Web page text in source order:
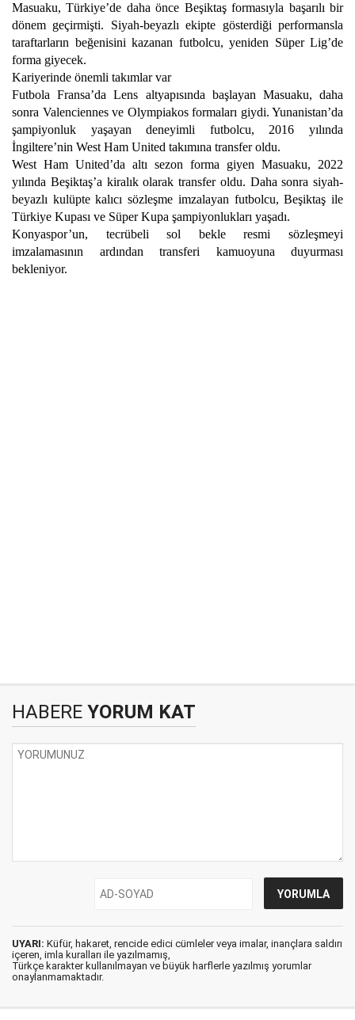
Masuaku, Türkiye’de daha önce Beşiktaş formasıyla başarılı bir
dönem geçirmişti. Siyah-beyazlı ekipte gösterdiği performansla
taraftarların beğenisini kazanan futbolcu, yeniden Süper Lig’de
forma giyecek.
Kariyerinde önemli takımlar var
Futbola Fransa’da Lens altyapısında başlayan Masuaku, daha
sonra Valenciennes ve Olympiakos formaları giydi. Yunanistan’da
şampiyonluk yaşayan deneyimli futbolcu, 2016 yılında
İngiltere’nin West Ham United takımına transfer oldu.
West Ham United’da altı sezon forma giyen Masuaku, 2022
yılında Beşiktaş’a kiralık olarak transfer oldu. Daha sonra siyah-
beyazlı kulüpte kalıcı sözleşme imzalayan futbolcu, Beşiktaş ile
Türkiye Kupası ve Süper Kupa şampiyonlukları yaşadı.
Konyaspor’un, tecrübeli sol bekle resmi sözleşmeyi
imzalamasının ardından transferi kamuoyuna duyurması
bekleniyor.
HABERE YORUM KAT
UYARI: Küfür, hakaret, rencide edici cümleler veya imalar, inançlara saldırı
içeren, imla kuralları ile yazılmamış,
Türkçe karakter kullanılmayan ve büyük harflerle yazılmış yorumlar
onaylanmamaktadır.